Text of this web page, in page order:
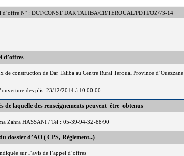
d’offre N° : DCT/CONST DAR TALIBA/CR/TEROUAL/PDTI/OZ/73-14
d’offres
de construction de Dar Taliba au Centre Rural Teroual Province d’Ouezzane
des plis :23/12/2014 à 10:00:00
de laquelle des renseignements peuvent être obtenus
Zahra HASSANI / Tel : 05-39-94-32-88/90
dossier d’AO ( CPS, Règlement..)
sur l’avis de l’appel d’offres